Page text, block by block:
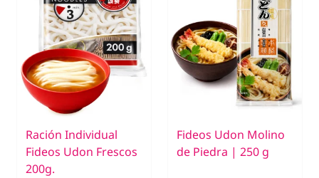
Ración Individual
Fideos Udon Frescos
200g.
Fideos Udon Molino
de Piedra | 250 g